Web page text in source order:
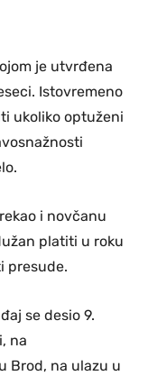
je utvrđena
Istovremeno
ukoliko optuženi
i novčanu
platiti u roku
presude.
se desio 9.
na
Brod, na ulazu u